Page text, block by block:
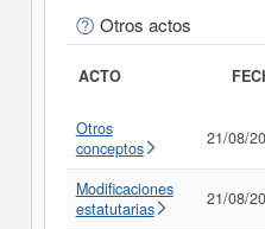
Otros actos
ACTO
Otros
conceptos
21/08/
Modificaciones
estatutarias
21/08/